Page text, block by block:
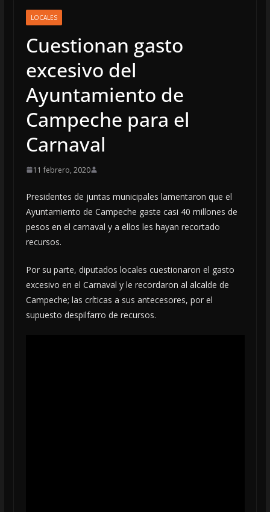
LOCALES
Cuestionan gasto
excesivo del
Ayuntamiento de
Campeche para el
Carnaval
11 febrero, 2020
Presidentes de juntas municipales lamentaron que el
Ayuntamiento de Campeche gaste casi 40 millones de
pesos en el carnaval y a ellos les hayan recortado
recursos.
Por su parte, diputados locales cuestionaron el gasto
excesivo en el Carnaval y le recordaron al alcalde de
Campeche; las críticas a sus antecesores, por el
supuesto despilfarro de recursos.